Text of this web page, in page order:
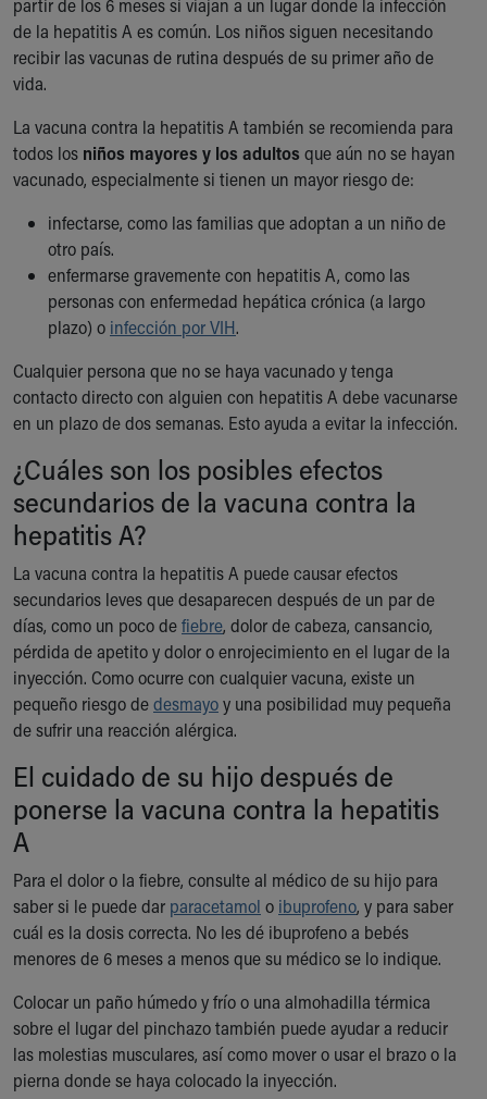
partir de los 6 meses si viajan a un lugar donde la infección
de la hepatitis A es común. Los niños siguen necesitando
recibir las vacunas de rutina después de su primer año de
vida.
La vacuna contra la hepatitis A también se recomienda para
todos los niños mayores y los adultos que aún no se hayan
vacunado, especialmente si tienen un mayor riesgo de:
infectarse, como las familias que adoptan a un niño de
otro país.
enfermarse gravemente con hepatitis A, como las
personas con enfermedad hepática crónica (a largo
plazo) o infección por VIH.
Cualquier persona que no se haya vacunado y tenga
contacto directo con alguien con hepatitis A debe vacunarse
en un plazo de dos semanas. Esto ayuda a evitar la infección.
¿Cuáles son los posibles efectos
secundarios de la vacuna contra la
hepatitis A?
La vacuna contra la hepatitis A puede causar efectos
secundarios leves que desaparecen después de un par de
días, como un poco defiebre, dolor de cabeza, cansancio,
pérdida de apetito y dolor o enrojecimiento en el lugar de la
inyección. Como ocurre con cualquier vacuna, existe un
pequeño riesgo dedesmayoy una posibilidad muy pequeña
de sufrir una reacción alérgica.
El cuidado de su hijo después de
ponerse la vacuna contra la hepatitis
A
Para el dolor o la fiebre, consulte al médico de su hijo para
saber si le puede dar paracetamol o ibuprofeno, y para saber
cuál es la dosis correcta. No les dé ibuprofeno a bebés
menores de 6 meses a menos que su médico se lo indique.
Colocar un paño húmedo y frío o una almohadilla térmica
sobre el lugar del pinchazo también puede ayudar a reducir
las molestias musculares, así como mover o usar el brazo o la
pierna donde se haya colocado la inyección.